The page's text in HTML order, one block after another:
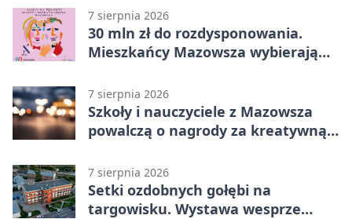
Grupa 1 (Grupa I)
7 sierpnia 2026
30 mln zł do rozdysponowania.
Mieszkańcy Mazowsza wybierają
7 sierpnia 2026
Szkoły i nauczyciele z Mazowsza
powalczą o nagrody za kreatywną
7 sierpnia 2026
Setki ozdobnych gołębi na
targowisku. Wystawa wesprze